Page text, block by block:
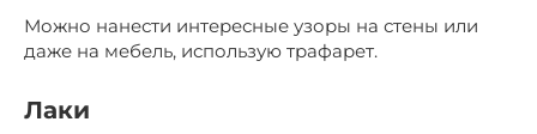
Можно нанести интересные узоры на стены или
даже на мебель, использую трафарет.
Лаки